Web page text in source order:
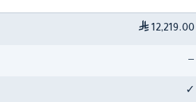
12,219.00
—
✓